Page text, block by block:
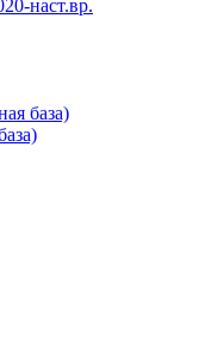
наст.вр.
база)